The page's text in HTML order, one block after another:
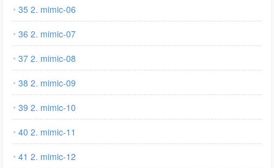
35 2. mimic-06
36 2. mimic-07
37 2. mimic-08
38 2. mimic-09
39 2. mimic-10
40 2. mimic-11
41 2. mimic-12